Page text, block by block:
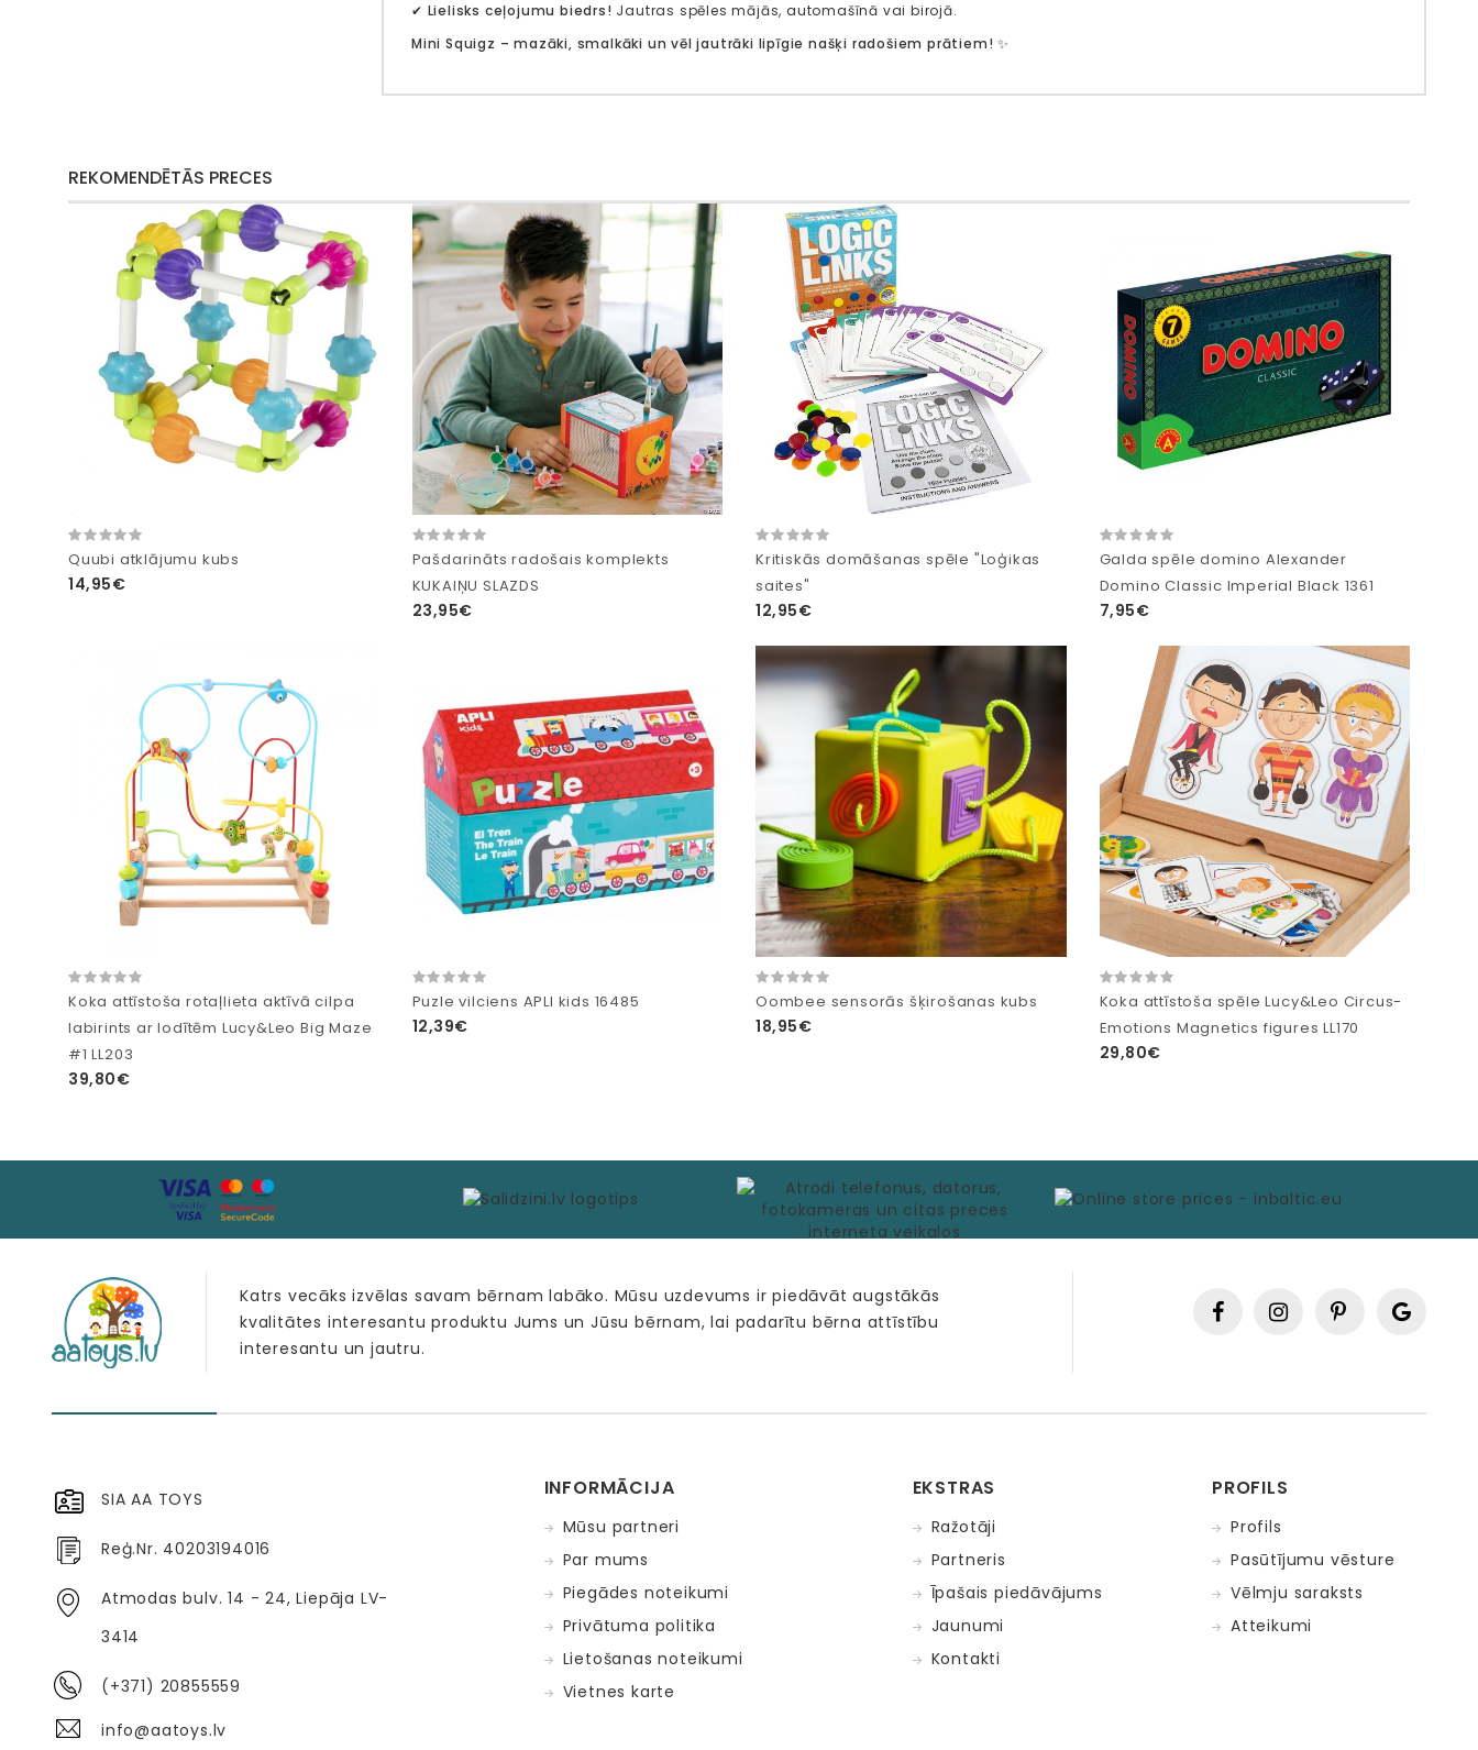
✔ Lielisks ceļojumu biedrs! Jautras spēles mājās, automašīnā vai birojā.
Mini Squigz – mazāki, smalkāki un vēl jautrāki lipīgie našķi radošiem prātiem! ✨
REKOMENDĒTĀS PRECES
Quubi atklājumu kubs
14,95€
Pašdarināts radošais komplekts
KUKAIŅU SLAZDS
23,95€
Kritiskās domāšanas spēle "Loģikas
saites"
12,95€
Galda spēle domino Alexander
Domino Classic Imperial Black 1361
7,95€
Koka attīstoša rotaļlieta aktīvā cilpa
labirints ar lodītēm Lucy&Leo Big Maze
#1 LL203
39,80€
Puzle vilciens APLI kids 16485
12,39€
Oombee sensorās šķirošanas kubs
18,95€
Koka attīstoša spēle Lucy&Leo Circus-
Emotions Magnetics figures LL170
29,80€
Katrs vecāks izvēlas savam bērnam labāko. Mūsu uzdevums ir piedāvāt augstākās
kvalitātes interesantu produktu Jums un Jūsu bērnam, lai padarītu bērna attīstību
interesantu un jautru.
SIA AA TOYS
Reģ.Nr. 40203194016
Atmodas bulv. 14 - 24, Liepāja LV-
3414
(+371) 20855559
info@aatoys.lv
INFORMĀCIJA
Mūsu partneri
Par mums
Piegādes noteikumi
Privātuma politika
Lietošanas noteikumi
Vietnes karte
EKSTRAS
Ražotāji
Partneris
Īpašais piedāvājums
Jaunumi
Kontakti
PROFILS
Profils
Pasūtījumu vēsture
Vēlmju saraksts
Atteikumi